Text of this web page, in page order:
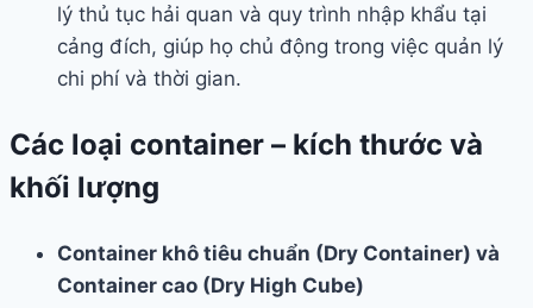
lý thủ tục hải quan và quy trình nhập khẩu tại
cảng đích, giúp họ chủ động trong việc quản lý
chi phí và thời gian.
Các loại container – kích thước và
khối lượng
Container khô tiêu chuẩn (Dry Container) và
Container cao (Dry High Cube)